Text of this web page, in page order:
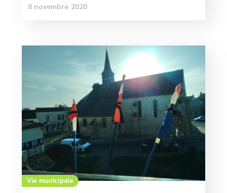
8 novembre 2020
Vie municipale